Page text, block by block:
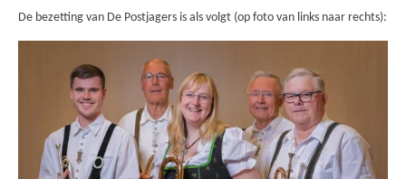
De bezetting van De Postjagers is als volgt (op foto van links naar rechts):